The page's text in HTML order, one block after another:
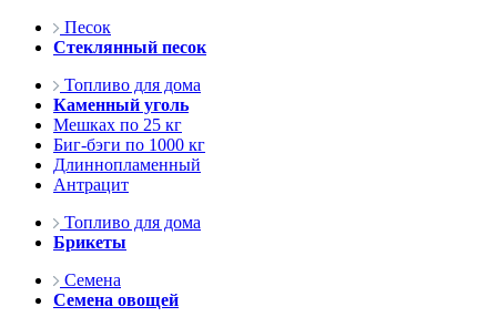
Песок
Стеклянный песок
Топливо для дома
Каменный уголь
Мешках по 25 кг
Биг-бэги по 1000 кг
Длиннопламенный
Антрацит
Топливо для дома
Брикеты
Семена
Семена овощей